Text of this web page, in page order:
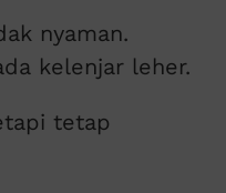
nyaman.
kelenjar leher.
tetap